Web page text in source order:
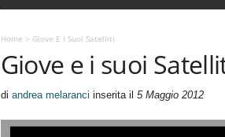
m
A
r
Home > Giove E I Suoi Satelliti
Giove e i suoi
di andrea melaranci inserita il 5 Maggio 2012